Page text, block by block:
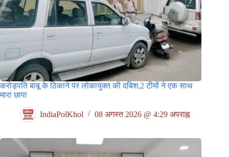
करोड़पति बाबू के ठिकाने पर लोकायुक्त की दबिश,2 टीमों ने एक साथ
मारा छापा
IndiaPolKhol 08 अगस्त 2026 @ 4:29 अपराह्न